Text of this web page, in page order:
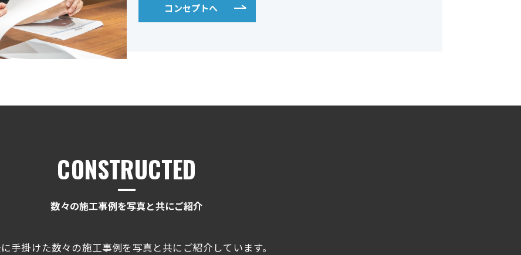
コンセプトへ
CONSTRUCTED
数々の施工事例を写真と共にご紹介
手掛けた数々の施工事例を写真と共にご紹介しています。